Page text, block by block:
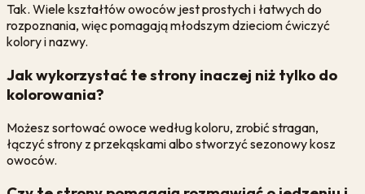
Tak. Wiele kształtów owoców jest prostych i łatwych do
rozpoznania, więc pomagają młodszym dzieciom ćwiczyć
kolory i nazwy.
Jak wykorzystać te strony inaczej niż tylko do
kolorowania?
Możesz sortować owoce według koloru, zrobić stragan,
łączyć strony z przekąskami albo stworzyć sezonowy kosz
owoców.